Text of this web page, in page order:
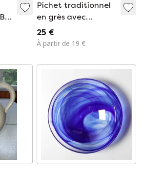
Pichet traditionnel
en grès avec
marque du
fabricant
25 €
À partir de 19 €